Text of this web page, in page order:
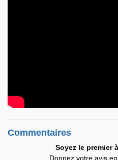
Commentaires
Soyez le premier
Donnez votre avis